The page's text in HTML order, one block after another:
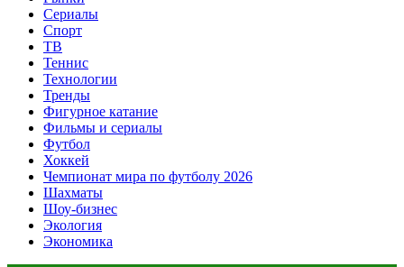
Сериалы
Спорт
ТВ
Теннис
Технологии
Тренды
Фигурное катание
Фильмы и сериалы
Футбол
Хоккей
Чемпионат мира по футболу 2026
Шахматы
Шоу-бизнес
Экология
Экономика